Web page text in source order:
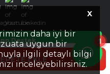
1
X
daha iyi bir
uygun bir
ilgili detaylı bilgi
inceleyebilirsiniz.
EKLE
InstagramYoutube
Destek